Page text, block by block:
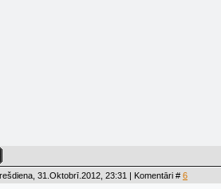
31.Oktobrī.2012, 23:31 | Komentāri # 6